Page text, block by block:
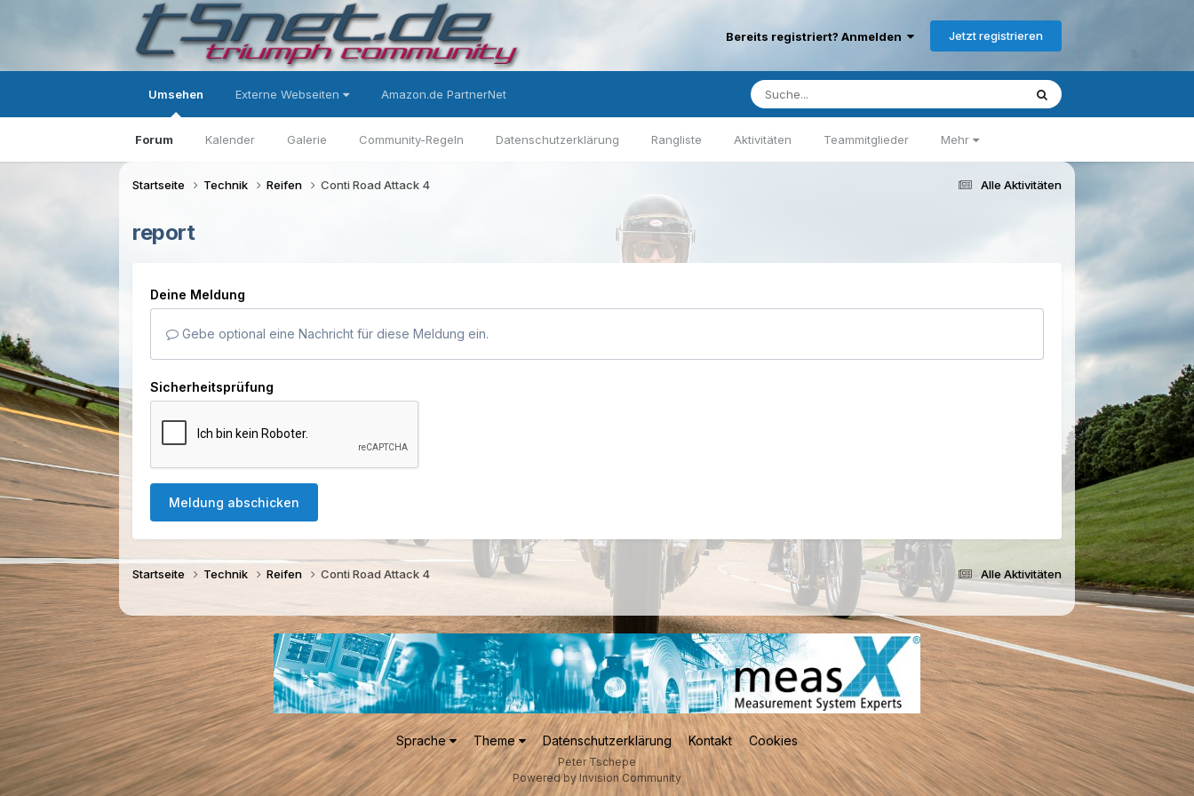
Bereits registriert? Anmelden Jetzt registrieren
Umsehen
Forum Kalender Galerie Community-Regeln Datenschutzerklärung Rangliste Aktivitäten Teammitglieder Mehr
Externe Webseiten Amazon.de PartnerNet
Alle Aktivitäten
Startseite Technik Reifen Conti Road Attack 4
report
Deine Meldung
Gebe optional eine Nachricht für diese Meldung ein.
Sicherheitsprüfung
Meldung abschicken
Alle Aktivitäten
Startseite Technik Reifen Conti Road Attack 4
Sprache Theme Datenschutzerklärung Kontakt Cookies
Peter Tschepe
Powered by Invision Community